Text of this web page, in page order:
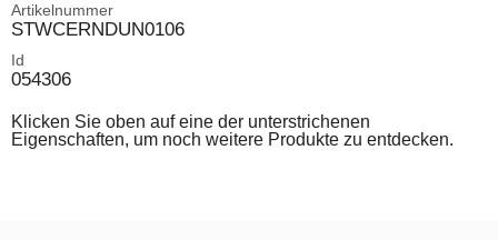
Artikelnummer
STWCERNDUN0106
Id
054306
Klicken Sie oben auf eine der unterstrichenen
Eigenschaften, um noch weitere Produkte zu entdecken.